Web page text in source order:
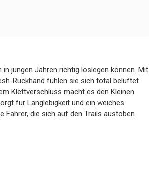
jungen Jahren richtig loslegen können. Mit
Rückhand fühlen sie sich total belüftet
Klettverschluss macht es den Kleinen
für Langlebigkeit und ein weiches
Fahrer, die sich auf den Trails austoben